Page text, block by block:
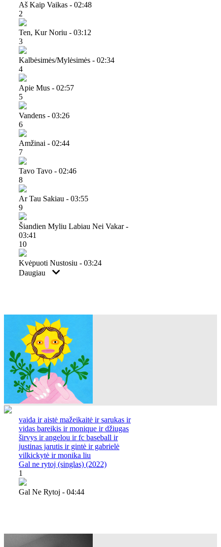
Aš Kaip Vaikas - 02:48
2
Ten, Kur Noriu - 03:12
3
Kalbėsimės/mylėsimės - 02:34
4
Apie Mus - 02:57
5
Vandens - 03:26
6
Amžinai - 02:44
7
Tavo Tavo - 02:46
8
Ar Tau Sakiau - 03:55
9
Šiandien Myliu Labiau Nei Vakar -
03:41
10
Kvėpuoti Nustosiu - 03:24
Daugiau
vaida ir aistė mažeikaitė ir sarukas ir
vidas bareikis ir monique ir džiugas
širvys ir angelou ir fc baseball ir
justinas jarutis ir gintė ir gabrielė
vilkickytė ir monika liu
Gal ne rytoj (singlas) (2022)
1
Gal Ne Rytoj - 04:44